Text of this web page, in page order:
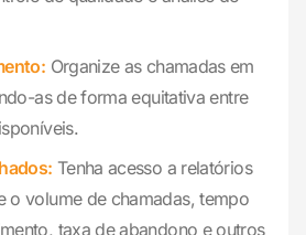
Organize as chamadas em
as de forma equitativa entre
Tenha acesso a relatórios
o volume de chamadas, tempo
taxa de abandono e outros